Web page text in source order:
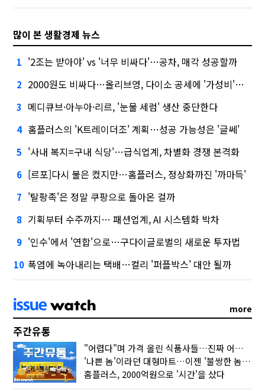
많이 본 생활경제 뉴스
1 '2조는 받아야' vs '너무 비싸다'…공차, 매각 성공할까
2 2000원도 비싸다…올리브영, 다이소 공세에 '가성비'로 맞불
3 메디큐브·아누아·리르, '눈물 세럼' 생산 중단한다
4 홈플러스의 'K트레이더조' 계획…성공 가능성은 '글쎄'
5 '사내 복지=구내 식당'…급식업계, 차별화 경쟁 본격화
6 [르포]다시 불은 켰지만…홈플러스, 정상화까진 '까마득'
7 '탈팡족'은 정말 쿠팡으로 돌아온 걸까
8 기획부터 수주까지… 패션업계, AI 시스템화 박차
9 '인수'에서 '연합'으로…구다이글로벌의 새로운 투자법
10 폭염에 녹아내리는 택배…컬리 '퍼플박스' 대안 될까
more
주간유통
"어렵다"며 가격 올린 식품사들…진짜 어려운 거 맞아?
'나쁜 놈'이라던 대형마트…이젠 '불쌍한 놈' 됐다
홈플러스, 2000억원으로 '시간'을 샀다